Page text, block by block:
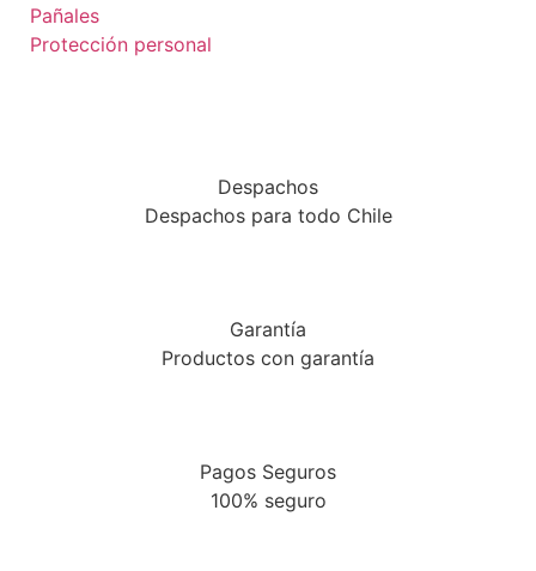
Pañales
Protección personal
Despachos
Despachos para todo Chile
Garantía
Productos con garantía
Pagos Seguros
100% seguro